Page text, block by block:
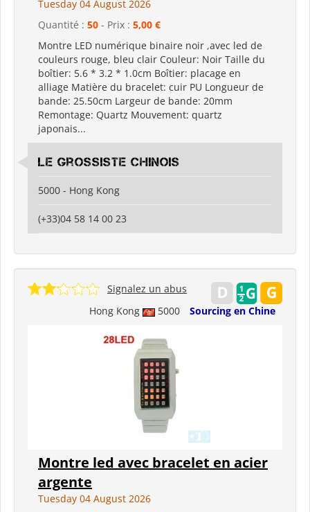
Tuesday 04 August 2026
Quantité : 50 - Prix : 5,00 €
Montre LED numérique binaire noir ,avec led de
couleurs rouge, bleu clair Couleur: Noir Taille du
boîtier: 5.6 * 3.2 * 1.0cm Boîtier: placage en
alliage Matière du bracelet: cuir PU Longueur de
bande: 25.50cm Largeur de bande: 20mm
Remontage: Quartz Mouvement: quartz
japonais...
Le grossiste chinois
5000 - Hong Kong
(+33)04 58 14 00 23
Hong Kong 5000 Sourcing en Chine
Signalez un abus
Montre led avec bracelet en acier
argente
Tuesday 04 August 2026